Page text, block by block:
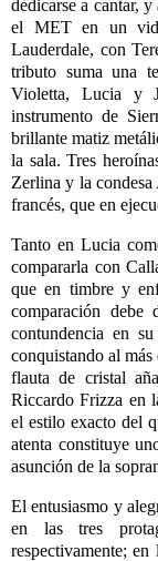
dedicarse a cantar,
el MET en un
Lauderdale, con
tributo suma una
Violetta, Lucia y
instrumento de
brillante matiz
la sala. Tres
Zerlina y la
francés, que en
Tanto en Lucia
compararla con
que en timbre y
comparación debe
contundencia en
conquistando al
flauta de cristal
Riccardo Frizza en
el estilo exacto del
atenta constituye
asunción de la
El entusiasmo y
en las tres
respectivamente;